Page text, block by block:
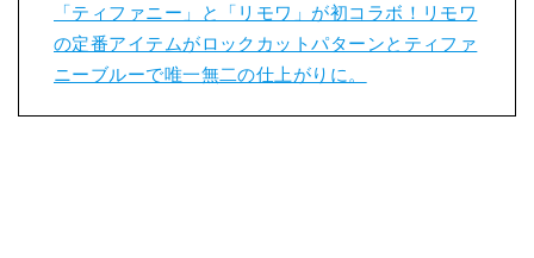
「ティファニー」と「リモワ」が初コラボ！リモワ
の定番アイテムがロックカットパターンとティファ
ニーブルーで唯一無二の仕上がりに。